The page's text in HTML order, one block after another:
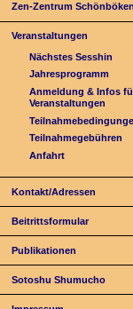
Zen-Zentrum Schönböken
Veranstaltungen
Nächstes Sesshin
Jahresprogramm
Anmeldung & Infos
Veranstaltungen
Teilnahmegebühren
Anfahrt
Kontakt/Adressen
Beitrittsformular
Publikationen
Sotoshu Shumucho